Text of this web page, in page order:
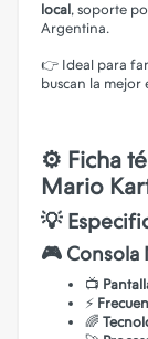
local, soporte
Argentina.
👉 Ideal para
buscan la
⚙️ Ficha
Mario
💡
🎮 Consola
📺
⚡
🌈